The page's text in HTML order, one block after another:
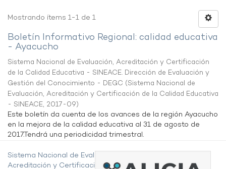
Mostrando ítems 1-1 de 1
Boletín Informativo Regional: calidad educativa
- Ayacucho
Sistema Nacional de Evaluación, Acreditación y Certificación
de la Calidad Educativa - SINEACE. Dirección de Evaluación y
Gestión del Conocimiento - DEGC (Sistema Nacional de
Evaluación, Acreditación y Certificación de la Calidad Educativa
- SINEACE, 2017-09)
Este boletín da cuenta de los avances de la región Ayacucho
en la mejora de la calidad educativa al 31 de agosto de
2017.Tendrá una periodicidad trimestral.
Sistema Nacional de Evaluación,
Acreditación y Certificación de la